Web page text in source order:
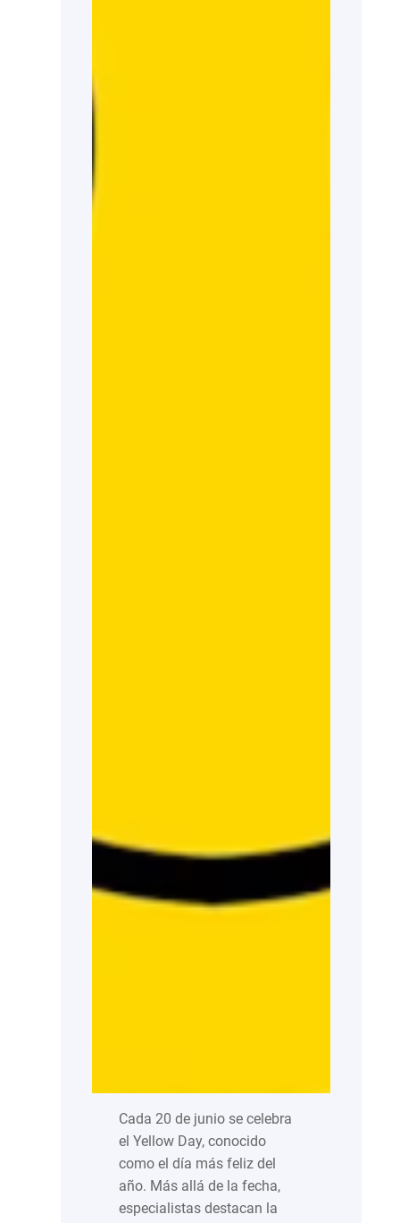
Cada 20 de junio se celebra
el Yellow Day, conocido
como el día más feliz del
año. Más allá de la fecha,
especialistas destacan la